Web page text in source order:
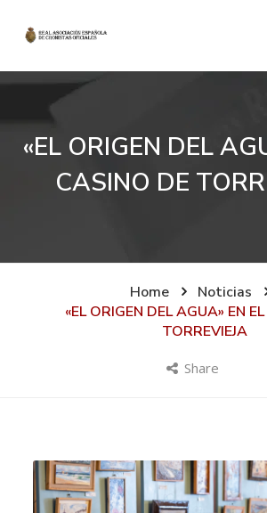
«EL ORIGEN DEL
CASINO DE
Home
Noticias
«EL ORIGEN DEL AGUA» EN
TORREVIEJA
Share